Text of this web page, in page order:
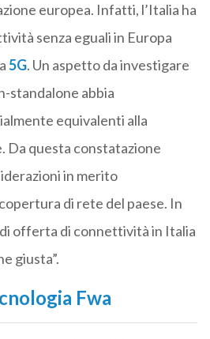
europea. Infatti, l’Italia ha
senza eguali in Europa
5G. Un aspetto da investigare
standalone abbia
equivalenti alla
Da questa constatazione
in merito
di rete del paese. In
offerta di connettività in Italia
giusta”.
Fwa